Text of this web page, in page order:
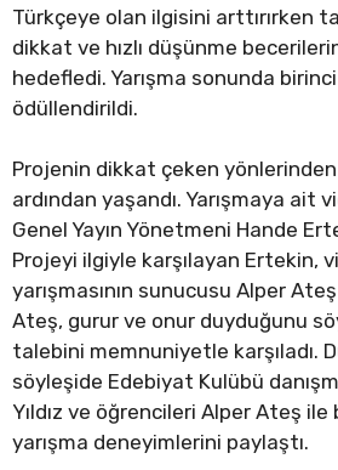
Türkçeye olan ilgisini arttırırken
dikkat ve hızlı düşünme
hedefledi. Yarışma sonunda birinci
ödüllendirildi.
Projenin dikkat çeken yönlerinden
ardından yaşandı. Yarışmaya ait
Genel Yayın Yönetmeni Hande
Projeyi ilgiyle karşılayan Ertekin,
yarışmasının sunucusu Alper
Ateş, gurur ve onur duyduğunu
talebini memnuniyetle karşıladı.
söyleşide Edebiyat Kulübü
Yıldız ve öğrencileri Alper Ateş
yarışma deneyimlerini paylaştı.